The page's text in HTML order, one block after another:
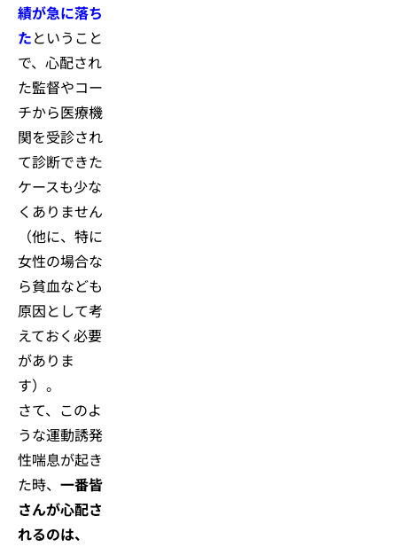
績が急に落ち
たということ
で、心配され
た監督やコー
チから医療機
関を受診され
て診断できた
ケースも少な
くありません
（他に、特に
女性の場合な
ら貧血なども
原因として考
えておく必要
がありま
す）。
さて、このよ
うな運動誘発
性喘息が起き
た時、 一番皆
さんが心配さ
れるのは、